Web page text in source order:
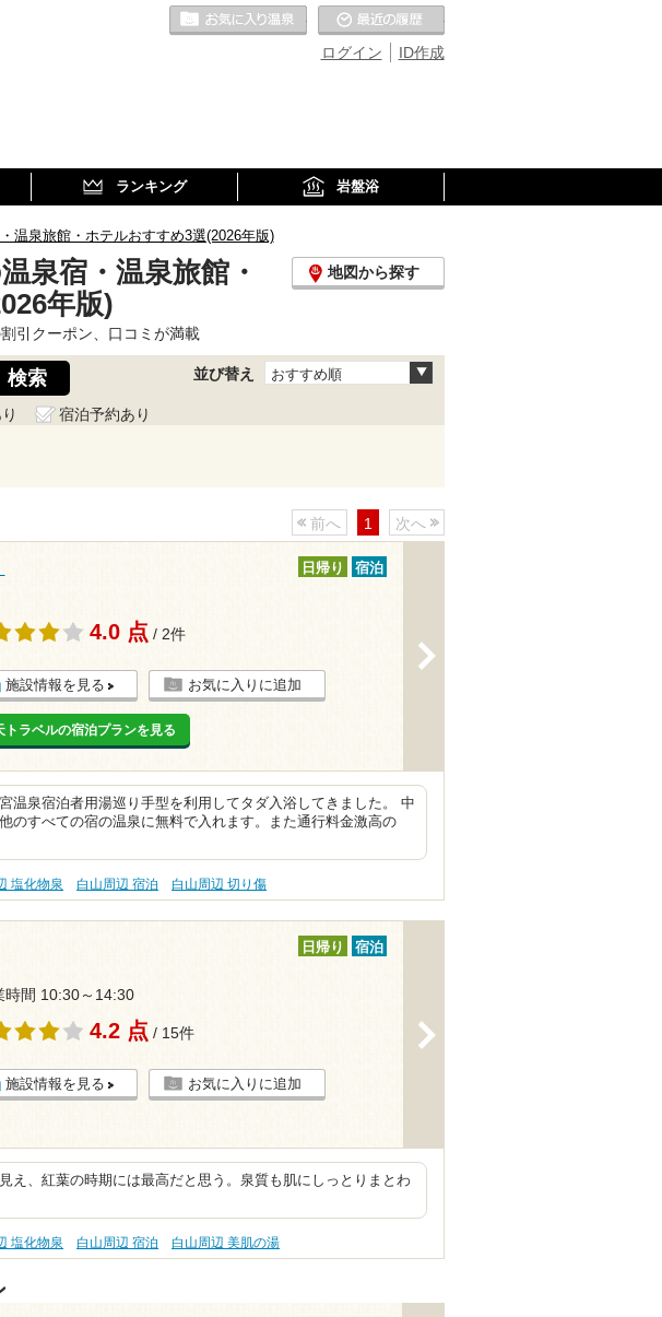
ID作成
ログイン
お気に入りの温泉
ランキング 岩盤浴
温泉旅館・ホテルおすすめ3選(2026年版)
泉宿・温泉旅館・
年版)
地図から探す
引クーポン、口コミが満載
並び替え おすすめ順
宿泊予約あり
前へ 1 次へ
日帰り 宿泊
4.0 点 / 2件
施設情報を見る お気に入りに追加
トラベルの宿泊プランを見る
温泉宿泊者用湯巡り手型を利用してタダ入浴してきました。 中
のすべての宿の温泉に無料で入れます。また通行料金激高の
塩化物泉 白山周辺 宿泊 白山周辺 切り傷
日帰り 宿泊
時間 10:30～14:30
4.2 点 / 15件
施設情報を見る お気に入りに追加
え、紅葉の時期には最高だと思う。泉質も肌にしっとりまとわ
塩化物泉 白山周辺 宿泊 白山周辺 美肌の湯